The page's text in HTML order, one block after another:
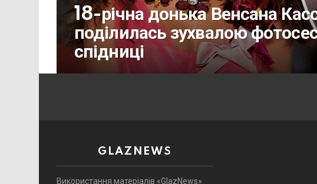
18-річна донька Венсана
поділилась зухвалою
спідниці
GLAZNEWS
Використання матеріалів «GlazNews»